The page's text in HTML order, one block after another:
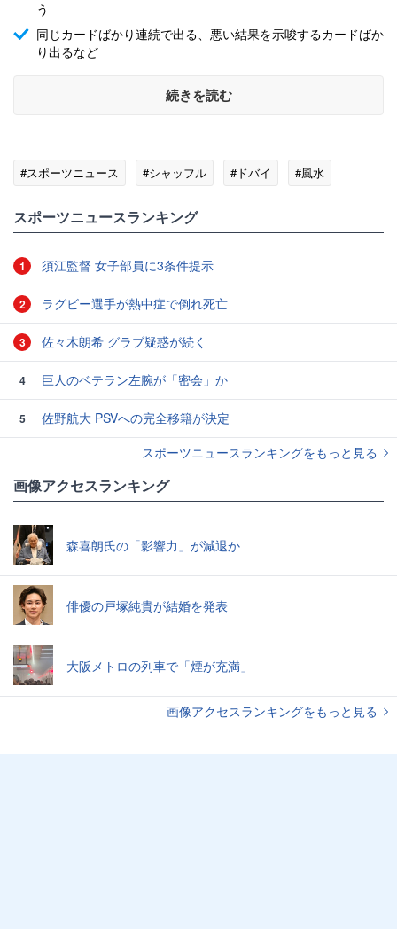
う
同じカードばかり連続で出る、悪い結果を示唆するカードばか
り出るなど
続きを読む
#スポーツニュース #シャッフル #ドバイ #風水
スポーツニュースランキング
1 須江監督 女子部員に3条件提示
2 ラグビー選手が熱中症で倒れ死亡
3 佐々木朗希 グラブ疑惑が続く
4 巨人のベテラン左腕が「密会」か
5
佐野航大 PSVへの完全移籍が決定
スポーツニュースランキングをもっと見る
画像アクセスランキング
森喜朗氏の「影響力」が減退か
俳優の戸塚純貴が結婚を発表
大阪メトロの列車で「煙が充満」
画像アクセスランキングをもっと見る